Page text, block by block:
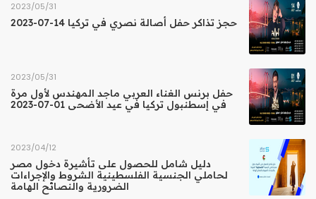
31‏/05‏/2023
حجز تذاكر حفل أصالة نصري في تركيا 14-07-2023
31‏/05‏/2023
حفل برنس الغناء العربي ماجد المهندس لأول مرة
في إسطنبول تركيا في عيد الأضحى 01-07-2023
12‏/04‏/2023
دليل شامل للحصول على تأشيرة دخول مصر
لحاملي الجنسية الفلسطينية الشروط والإجراءات
الضرورية والنصائح الهامة